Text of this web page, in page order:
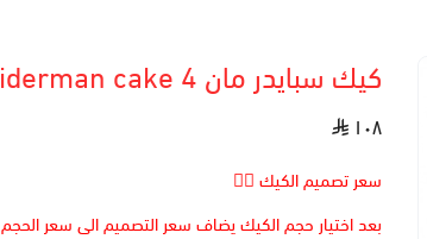
كيك سبايدر مان 4 spiderman cake
١٠٨
سعر تصميم الكيك 👆🏻
بعد اختيار حجم الكيك يضاف سعر التصميم الى سعر الحجم